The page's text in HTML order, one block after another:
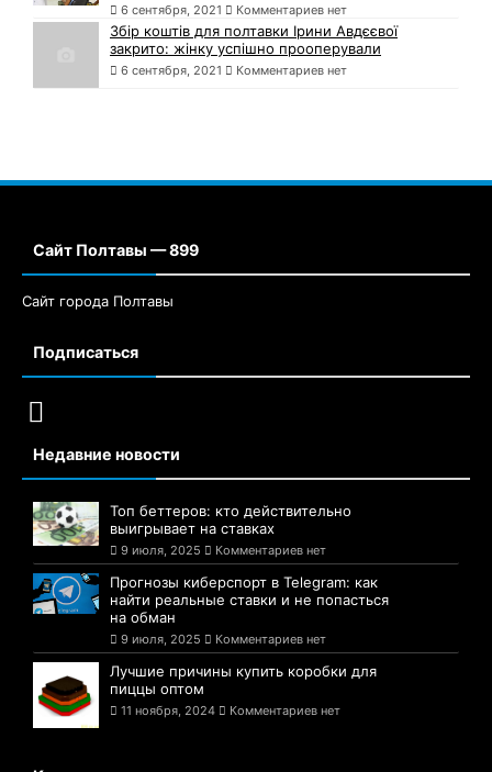
6 сентября, 2021 Комментариев нет
Збір коштів для полтавки Ірини Авдєєвої
закрито: жінку успішно прооперували
6 сентября, 2021 Комментариев нет
Сайт Полтавы — 899
Сайт города Полтавы
Подписаться
Недавние новости
Топ беттеров: кто действительно
выигрывает на ставках
9 июля, 2025 Комментариев нет
Прогнозы киберспорт в Telegram: как
найти реальные ставки и не попасться
на обман
9 июля, 2025 Комментариев нет
Лучшие причины купить коробки для
пиццы оптом
11 ноября, 2024 Комментариев нет